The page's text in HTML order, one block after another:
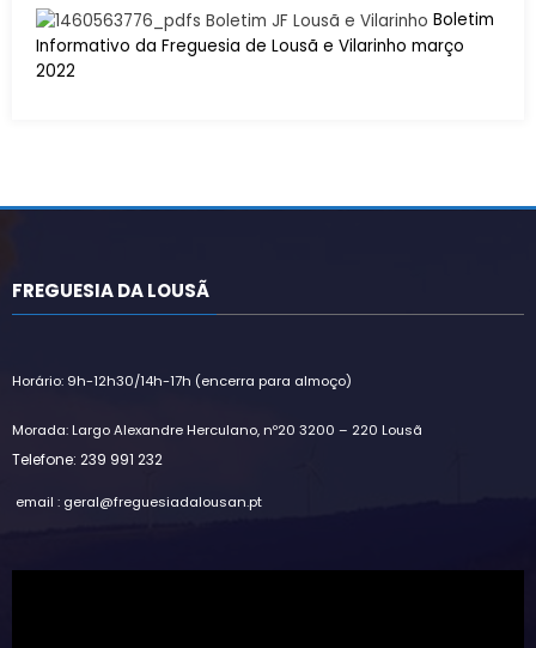
Boletim
Informativo da Freguesia de Lousã e Vilarinho março
2022
FREGUESIA DA LOUSÃ
Horário: 9h-12h30/14h-17h (encerra para almoço)
Morada: Largo Alexandre Herculano, nº20 3200 – 220 Lousã
Telefone: 239 991 232
email : geral@freguesiadalousan.pt